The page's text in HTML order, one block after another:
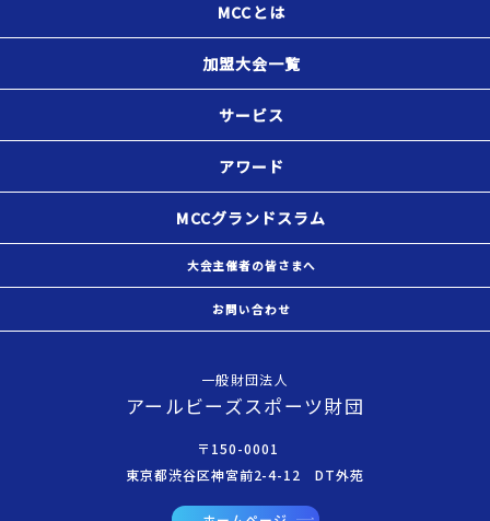
MCCとは
加盟大会一覧
サービス
アワード
MCCグランドスラム
大会主催者の皆さまへ
お問い合わせ
一般財団法人
アールビーズスポーツ財団
〒150-0001
東京都渋谷区神宮前2-4-12 DT外苑